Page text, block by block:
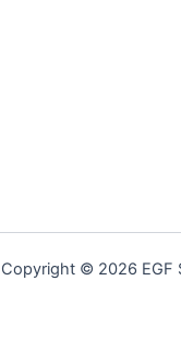
Copyright © 2026 EGF